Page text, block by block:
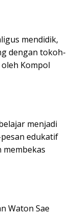
mendidik,
dengan tokoh-
Kompol
menjadi
edukatif
Waton Sae